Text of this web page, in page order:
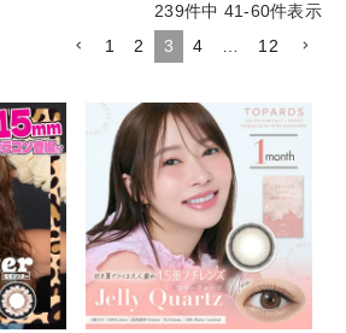
239件中 41-60件表示
1
2 3 4 … 12